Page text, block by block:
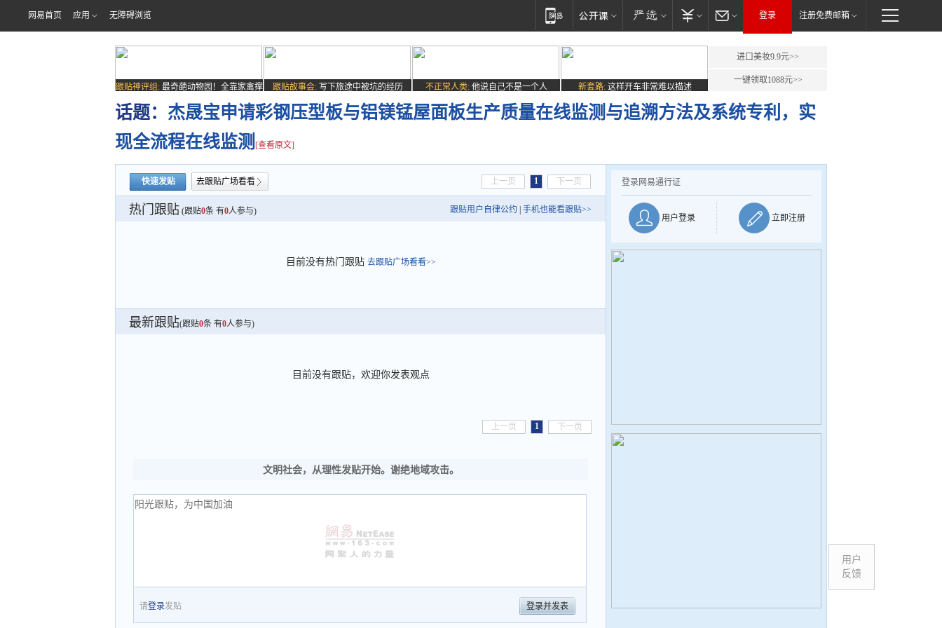
网易首页 应用 无障碍浏览 登录 注册免费邮箱
跟贴神评组: 最奇葩动物园！全靠家禽撑
场子
跟贴故事会: 写下旅途中被坑的经历 不正常人类: 他说自己不是一个人 新套路: 这样开车非常难以描述
进口美妆9.9元>>
一键领取1088元>>
话题： 杰晟宝申请彩钢压型板与铝镁锰屋面板生产质量在线监测与追溯方法及系统专利，实
现全流程在线监测 [查看原文]
快速发贴 去跟贴广场看看 上一页 1 下一页
热门跟贴 (跟贴0条 有0人参与) 跟贴用户自律公约 手机也能看跟贴>>
目前没有热门跟贴 去跟贴广场看看>>
最新跟贴(跟贴0条 有0人参与)
目前没有跟贴，欢迎你发表观点
上一页 1 下一页
文明社会，从理性发贴开始。谢绝地域攻击。
请登录发贴 登录并发表
登录网易通行证
用户登录 立即注册
用户
反馈